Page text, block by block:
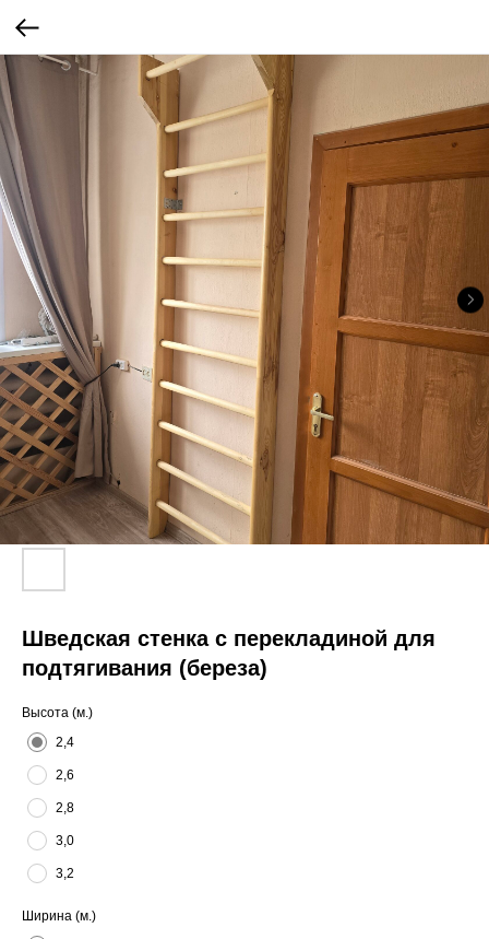
Шведская стенка с перекладиной для
подтягивания (береза)
Высота (м.)
2,4
2,6
2,8
3,0
3,2
Ширина (м.)